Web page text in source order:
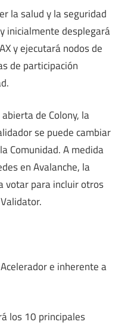
la salud y la seguridad
inicialmente desplegará
y ejecutará nodos de
de participación
de Colony, la
se puede cambiar
Comunidad. A medida
en Avalanche, la
votar para incluir otros
e inherente a
los 10 principales